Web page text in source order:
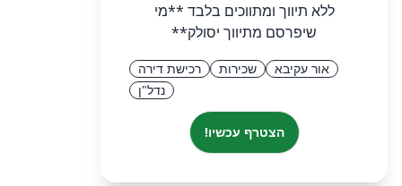
ללא תיווך ומתווכים בלבד **מי
שיפרסם מתיווך יסולק**
אור עקיבא שכירות
רכישת דירה
נדל"ן
הצטרף עכשיו!